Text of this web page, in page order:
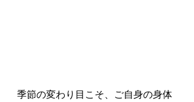
季節の変わり目こそ、ご自身の身体